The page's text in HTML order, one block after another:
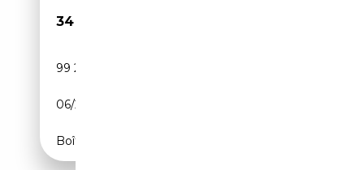
34 950€
99 205 km
06/2022
Boîte automatique